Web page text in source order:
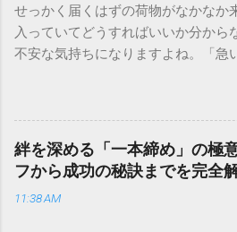
せっかく届くはずの荷物がなかなか
入っていてどうすればいいか分から
不安な気持ちになりますよね。「急
きできる？」といった疑問を抱え
通運は企業間物流のイメージが強い
向けの宅配サービスも非常に充実し
目的に合わせた適切な連絡先を選ぶ
は、荷物の追跡確認から営業所への
手順まで、初めての方でも迷わずに
絆を深める「一本締め」の極
フから成功の秘訣までを完全
11:38 AM